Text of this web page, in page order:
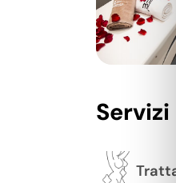
Servizi